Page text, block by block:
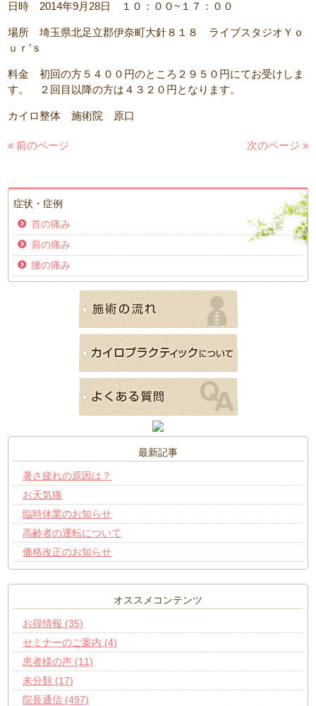
日時 2014年9月28日 １０：００~１７：００
場所 埼玉県北足立郡伊奈町大針８１８ ライブスタジオＹｏ
ｕｒ’ｓ
料金 初回の方５４００円のところ２９５０円にてお受けしま
す。 ２回目以降の方は４３２０円となります。
カイロ整体 施術院 原口
« 前のページ 次のページ »
症状・症例
首の痛み
肩の痛み
腰の痛み
最新記事
暑さ疲れの原因は？
お天気痛
臨時休業のお知らせ
高齢者の運転について
価格改正のお知らせ
オススメコンテンツ
お得情報 (35)
セミナーのご案内 (4)
患者様の声 (11)
未分類 (17)
院長通信 (497)